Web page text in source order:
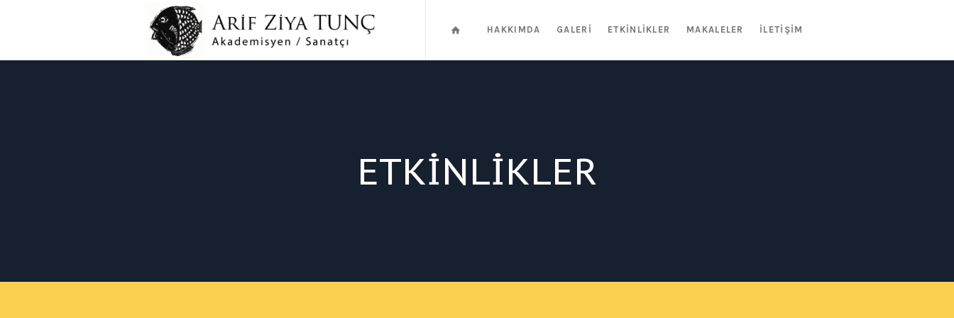
HAKKIMDA GALERI ETKINLIKLER MAKALELER İLETIŞIM
ETKİNLİKLER